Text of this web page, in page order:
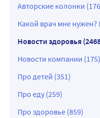
Авторские колонки
Какой врач мне нужен?
Новости здоровья
Новости компании (175)
Про детей (351)
Про еду (259)
Про здоровье (859)